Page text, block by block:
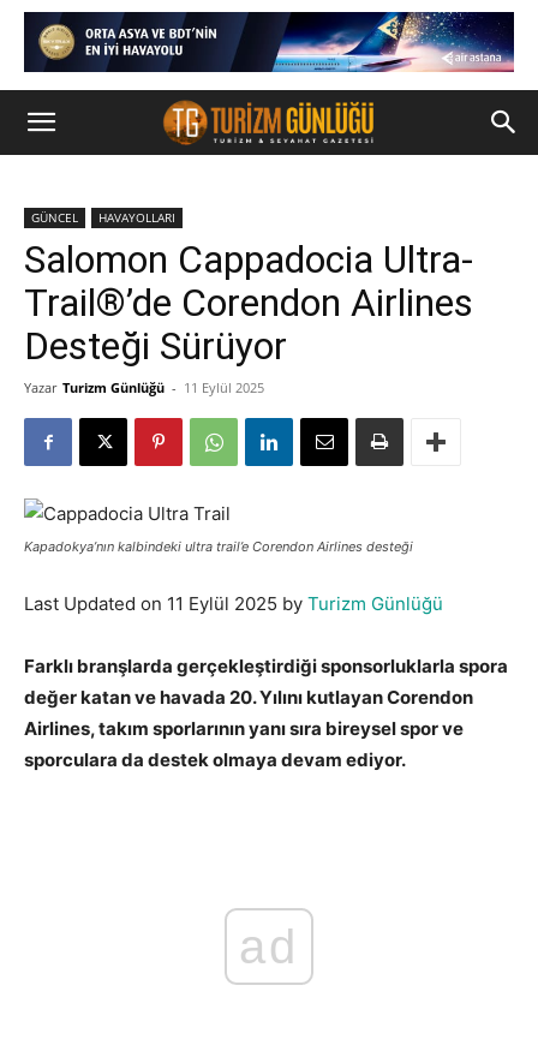
GÜNCEL HAVAYOLLARI
Salomon Cappadocia Ultra-
Trail®’de Corendon Airlines
Desteği Sürüyor
Yazar Turizm Günlüğü - 11 Eylül 2025
Kapadokya’nın kalbindeki ultra trail’e Corendon Airlines desteği
Last Updated on 11 Eylül 2025 by Turizm Günlüğü
Farklı branşlarda gerçekleştirdiği sponsorluklarla spora
değer katan ve havada 20. Yılını kutlayan Corendon
Airlines, takım sporlarının yanı sıra bireysel spor ve
sporculara da destek olmaya devam ediyor.
ad